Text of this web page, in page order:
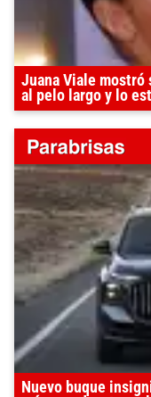
Juana Viale mostró
al pelo largo y lo
Nuevo buque